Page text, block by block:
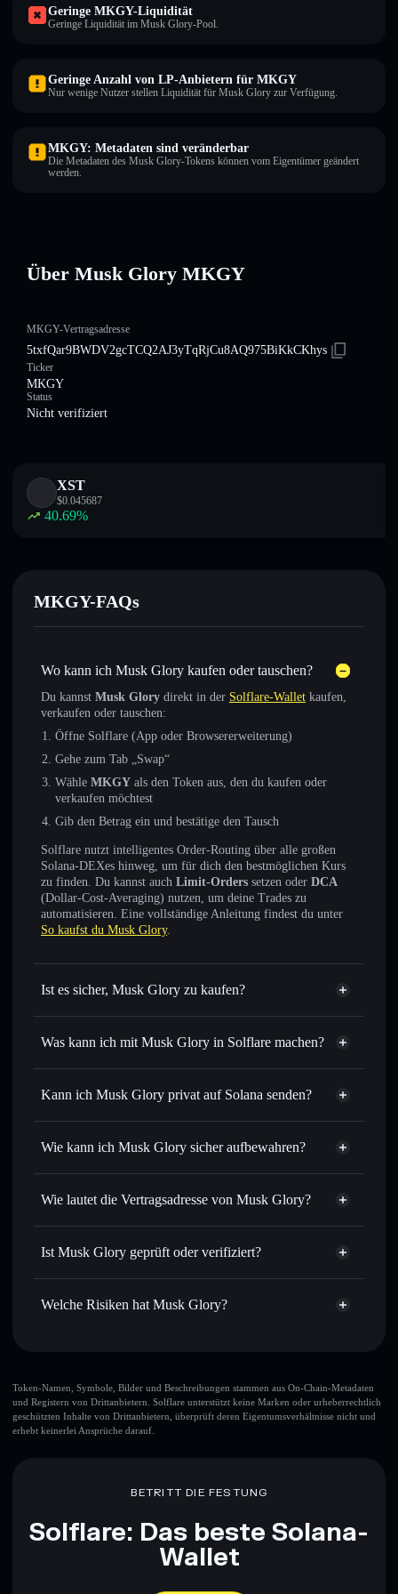
Geringe MKGY-Liquidität
Geringe Liquidität im Musk Glory-Pool.
Geringe Anzahl von LP-Anbietern für MKGY
Nur wenige Nutzer stellen Liquidität für Musk Glory zur Verfügung.
MKGY: Metadaten sind veränderbar
Die Metadaten des Musk Glory-Tokens können vom Eigentümer geändert
werden.
Über Musk Glory MKGY
MKGY-Vertragsadresse
5txfQar9BWDV2gcTCQ2AJ3yTqRjCu8AQ975BiKkCKhys
Ticker
MKGY
Status
Nicht verifiziert
XST
$0.045687
40.69%
MKGY-FAQs
Wo kann ich Musk Glory kaufen oder tauschen?
Du kannst Musk Glory direkt in der Solflare-Wallet kaufen,
verkaufen oder tauschen:
Öffne Solflare (App oder Browsererweiterung)
Gehe zum Tab „Swap“
Wähle MKGY als den Token aus, den du kaufen oder
verkaufen möchtest
Gib den Betrag ein und bestätige den Tausch
Solflare nutzt intelligentes Order-Routing über alle großen
Solana-DEXes hinweg, um für dich den bestmöglichen Kurs
zu finden. Du kannst auch Limit-Orders setzen oder DCA
(Dollar-Cost-Averaging) nutzen, um deine Trades zu
automatisieren. Eine vollständige Anleitung findest du unter
So kaufst du Musk Glory.
Ist es sicher, Musk Glory zu kaufen?
Musk Glory nicht verifiziert
Was kann ich mit Musk Glory in Solflare machen?
Musk Glory
Solflare-Wallet
Sofort tauschen– handle MKGY gegen SOL, USDC oder
Routing zum bestmöglichen Kurs
Limit-Orders setzen– automatisiere Trades zu deinem
per Durchschnittskosteneffekt in MKGY einsteigen
Privat senden– übertrage MKGY, ohne Wallets öffentlich
Aggregators
In Echtzeit verfolgen– überwache Kurs, Volumen,
Marktkapitalisierung und Liquidität von MKGY
Kann ich Musk Glory privat auf Solana senden?
Privacy
Wie kann ich Musk Glory sicher aufbewahren?
Musk Glory
Wie lautet die Vertragsadresse von Musk Glory?
Musk Glory
MKGY
Ist Musk Glory geprüft oder verifiziert?
Musk Glory
derzeit nicht
Welche Risiken hat Musk Glory?
Musk Glory
geprägt
Sperrautorität
Musk
Glory
einzelne Wallet
Musk Glory
Musk Glory
Token-Namen, Symbole, Bilder und Beschreibungen stammen aus On-Chain-Metadaten
und Registern von Drittanbietern. Solflare unterstützt keine Marken oder urheberrechtlich
geschützten Inhalte von Drittanbietern, überprüft deren Eigentumsverhältnisse nicht und
erhebt keinerlei Ansprüche darauf.
BETRITT DIE FESTUNG
Solflare: Das beste Solana-
Wallet